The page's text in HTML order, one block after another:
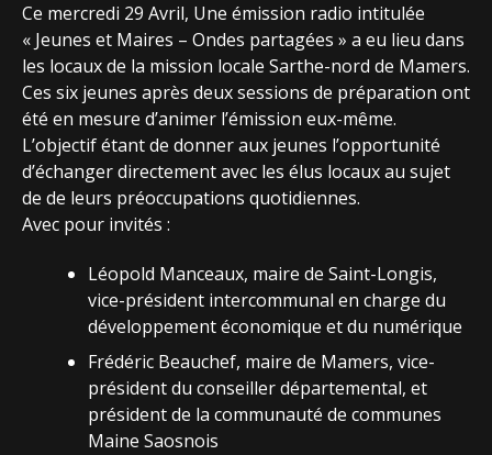
Ce mercredi 29 Avril, Une émission radio intitulée
« Jeunes et Maires – Ondes partagées » a eu lieu dans
les locaux de la mission locale Sarthe-nord de Mamers.
Ces six jeunes après deux sessions de préparation ont
été en mesure d’animer l’émission eux-même.
L’objectif étant de donner aux jeunes l’opportunité
d’échanger directement avec les élus locaux au sujet
de de leurs préoccupations quotidiennes.
Avec pour invités :
Léopold Manceaux, maire de Saint-Longis,
vice-président intercommunal en charge du
développement économique et du numérique
Frédéric Beauchef, maire de Mamers, vice-
président du conseiller départemental, et
président de la communauté de communes
Maine Saosnois